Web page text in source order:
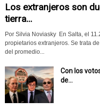
Los extranjeros son
tierra...
Por Silvia Noviasky En Salta, el
propietarios extranjeros. Se trata
del promedio...
Con los
de...